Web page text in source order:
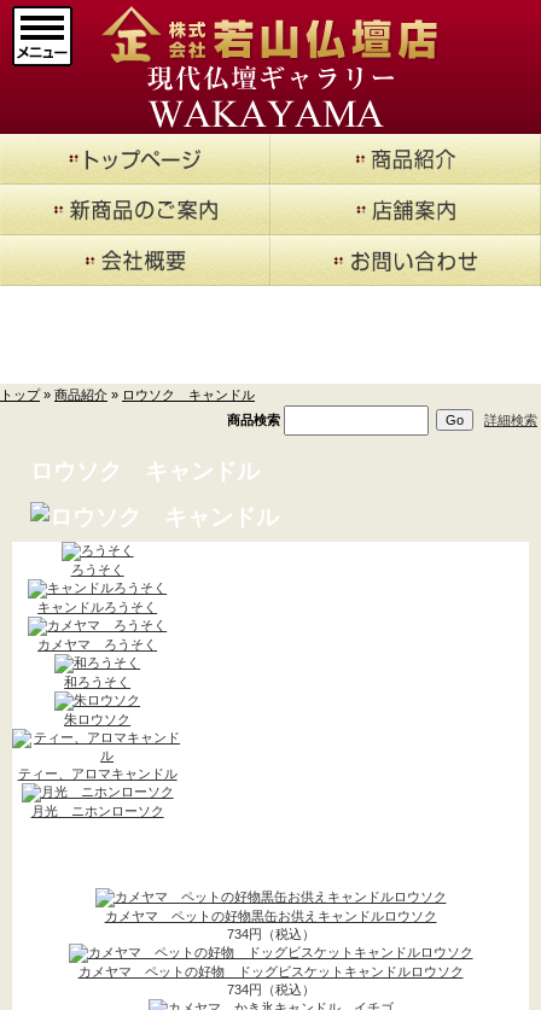
マインドアルテ(9)
メモリアルジュエリ
ー(20)
現代仏壇 廃盤品現品セ
ール(14)
仏具->
厨子
法事用品(4)
密教用具->(3)
お線香->(16)
進物用お線香->
盆提灯(196)
朱印帳->(2)
神具->(9)
ロウソク キャンドル-
ろうそく(11)
トップ» 商品紹介 » ロウソク キャンドル
商品検索
詳細検索
ロウソク キャンドル
ろうそく
キャンドルろうそく
カメヤマ ろうそく
和ろうそく
朱ロウソク
ティー、アロマキャンドル
月光 ニホンローソク
カメヤマ ペットの好物黒缶お供えキャンドルロウソク
734円（税込）
カメヤマ ペットの好物 ドッグビスケットキャンドルロウソク
734円（税込）